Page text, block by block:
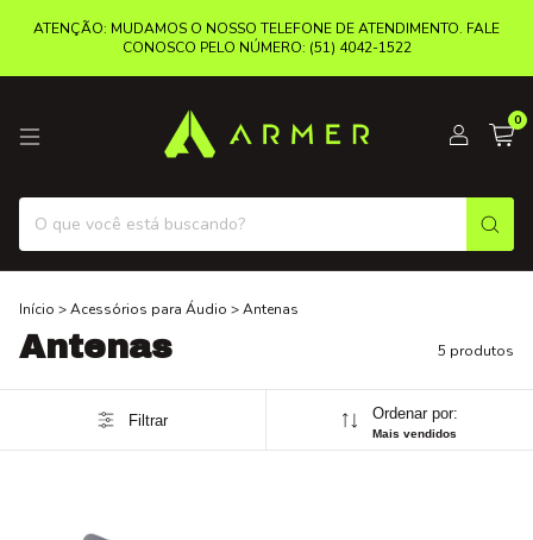
ATENÇÃO: MUDAMOS O NOSSO TELEFONE DE ATENDIMENTO. FALE
CONOSCO PELO NÚMERO: (51) 4042-1522
0
Início >Acessórios para Áudio >Antenas
Antenas 5 produtos
Filtrar Ordenar por:
Mais vendidos